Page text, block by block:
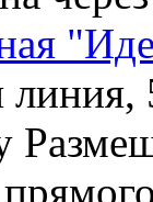
линия,